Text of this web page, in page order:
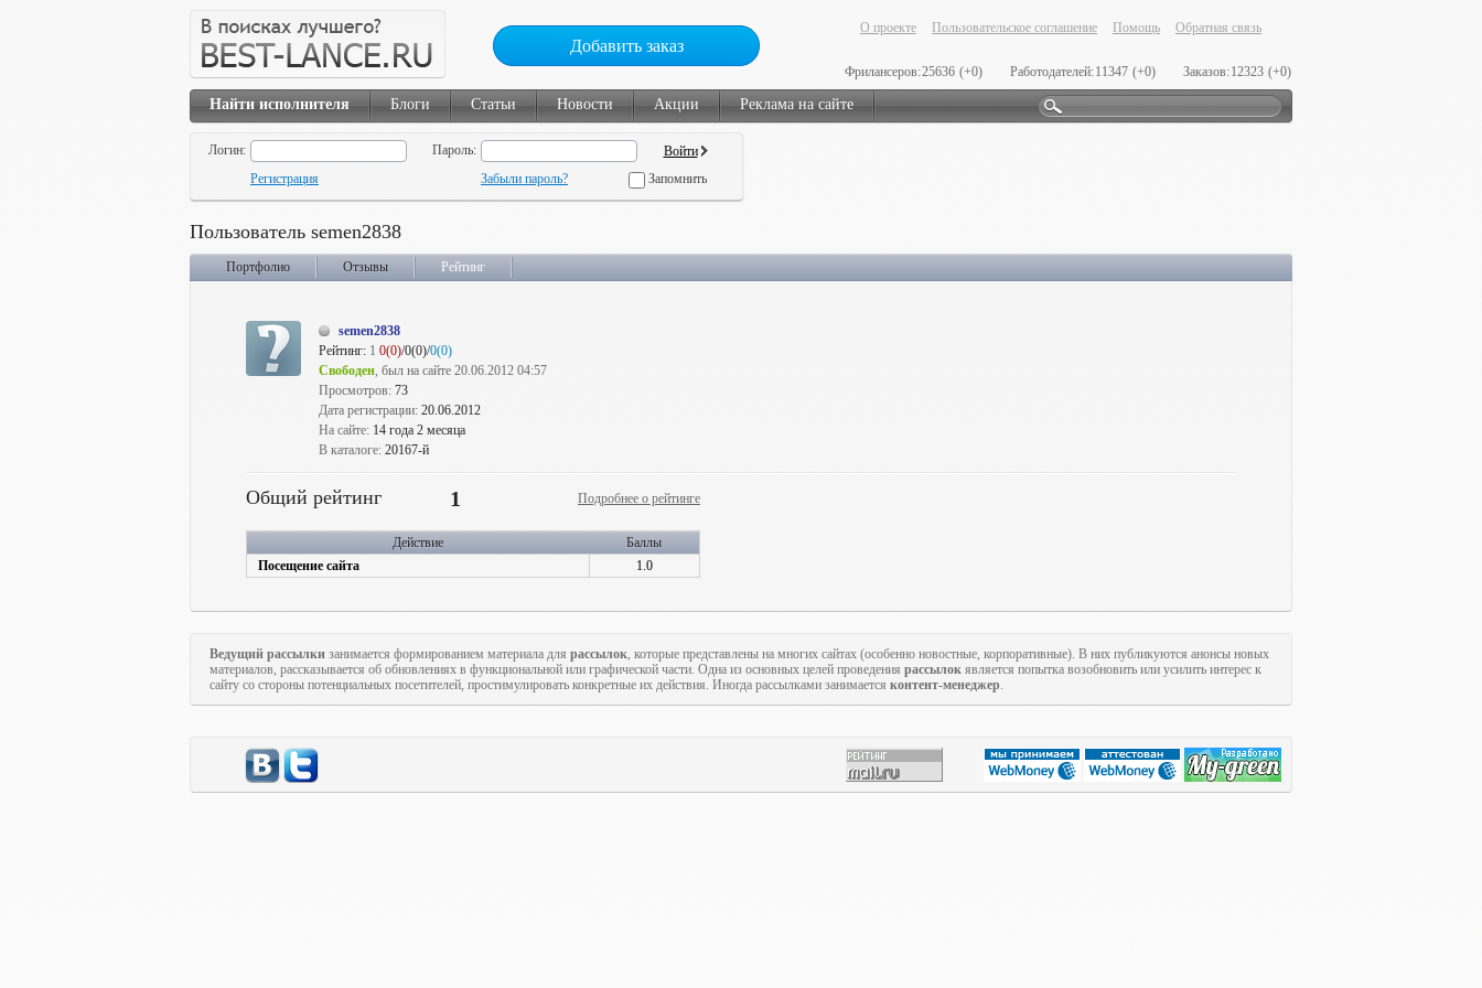
Добавить заказ
О проекте Пользовательское соглашение Помощь Обратная связь
Фрилансеров:25636 (+0) Работодателей:11347 (+0) Заказов:12323 (+0)
Найти исполнителя Блоги Статьи Новости Акции Реклама на сайте
Логин:
Пароль:
Регистрация
Забыли пароль? Запомнить
Пользователь semen2838
Портфолио Отзывы Рейтинг
semen2838
Рейтинг: 1 0(0)/0(0)/0(0)
Свободен, был на сайте 20.06.2012 04:57
Просмотров: 73
Дата регистрации: 20.06.2012
На сайте: 14 года 2 месяца
В каталоге: 20167-й
Общий рейтинг 1 Подробнее о рейтинге
Действие
Баллы
Посещение сайта
1.0
Ведущий рассылки занимается формированием материала для рассылок, которые представлены на многих сайтах (особенно новостные, корпоративные). В них публикуются анонсы новых
материалов, рассказывается об обновлениях в функциональной или графической части. Одна из основных целей проведения рассылок является попытка возобновить или усилить интерес к
сайту со стороны потенциальных посетителей, простимулировать конкретные их действия. Иногда рассылками занимается контент-менеджер.